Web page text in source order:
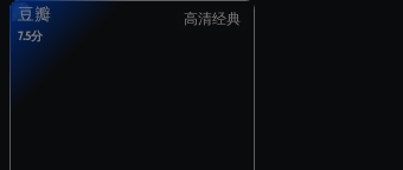
高清经典
豆瓣
7.5分